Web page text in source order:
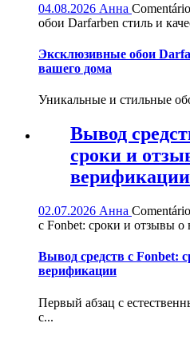
04.08.2026 Анна
обои Darfarben стиль и
Эксклюзивные обои
вашего дома
Уникальные и стильные
Вывод
сроки и
верификации
02.07.2026 Анна
с Fonbet: сроки и отзывы о
Вывод средств с Fonbet:
верификации
Первый абзац с
с...